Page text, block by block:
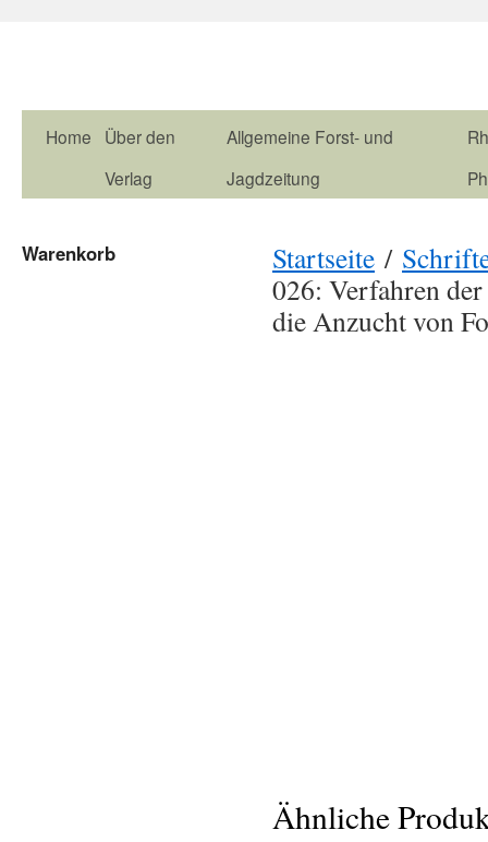
Home
Über den
Verlag
Allgemeine Forst- und
Jagdzeitung
Startseite /
026: Verfahren
die Anzucht von
Ähnliche
Warenkorb